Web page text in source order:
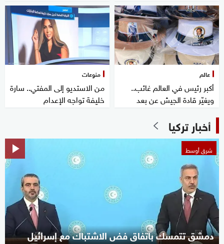
عالم
أكبر رئيس في العالم غائب..
ويغيّر قادة الجيش عن بعد
منوعات
من الاستديو إلى المفتي.. سارة
خليفة تواجه الإعدام
أخبار تركيا
شرق أوسط
دمشق تتمسك باتفاق فض الاشتباك مع إسرائيل